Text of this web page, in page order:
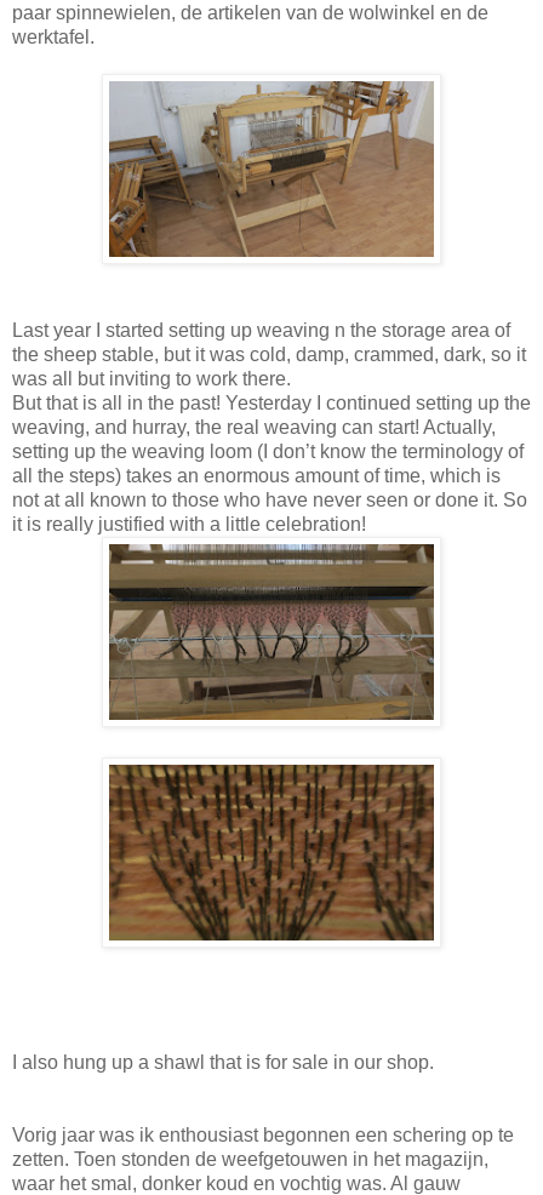
paar spinnewielen, de artikelen van de wolwinkel en de
werktafel.
Last year I started setting up weaving n the storage area of
the sheep stable, but it was cold, damp, crammed, dark, so it
was all but inviting to work there.
But that is all in the past! Yesterday I continued setting up the
weaving, and hurray, the real weaving can start! Actually,
setting up the weaving loom (I don’t know the terminology of
all the steps) takes an enormous amount of time, which is
not at all known to those who have never seen or done it. So
it is really justified with a little celebration!
I also hung up a shawl that is for sale in our shop.
Vorig jaar was ik enthousiast begonnen een schering op te
zetten. Toen stonden de weefgetouwen in het magazijn,
waar het smal, donker koud en vochtig was. Al gauw